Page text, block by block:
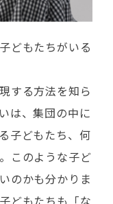
どもたちがいる
する方法を知ら
は、集団の中に
子どもたち、何
このような子ど
のかも分かりま
どもたちも「な